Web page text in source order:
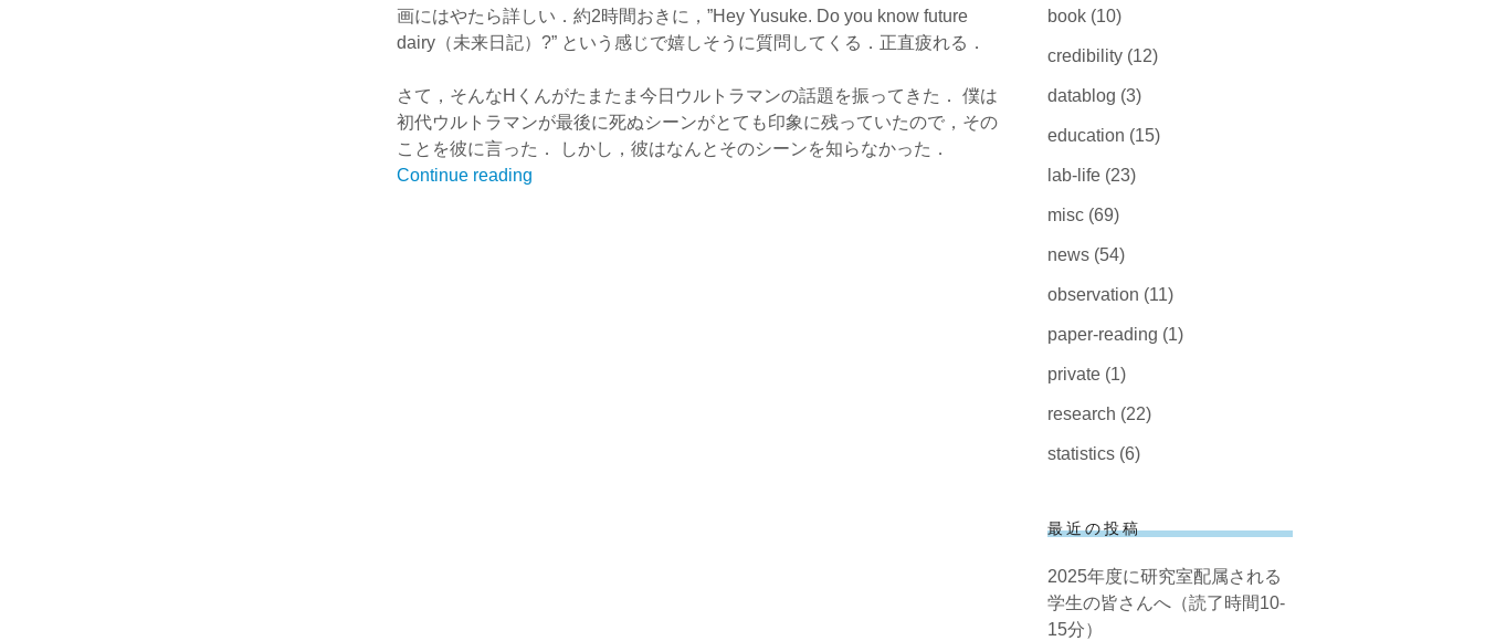
画にはやたら詳しい．約2時間おきに，”Hey Yusuke. Do you know future
dairy（未来日記）?” という感じで嬉しそうに質問してくる．正直疲れる．
さて，そんなHくんがたまたま今日ウルトラマンの話題を振ってきた． 僕は
初代ウルトラマンが最後に死ぬシーンがとても印象に残っていたので，その
ことを彼に言った． しかし，彼はなんとそのシーンを知らなかった．
Continue reading“異
book (10)
credibility (12)
datablog (3)
education (15)
lab-life (23)
misc (69)
news (54)
observation (11)
paper-reading (1)
private (1)
research (22)
statistics (6)
最近の投稿
2025年度に研究室配属される
学生の皆さんへ（読了時間10-
15分）